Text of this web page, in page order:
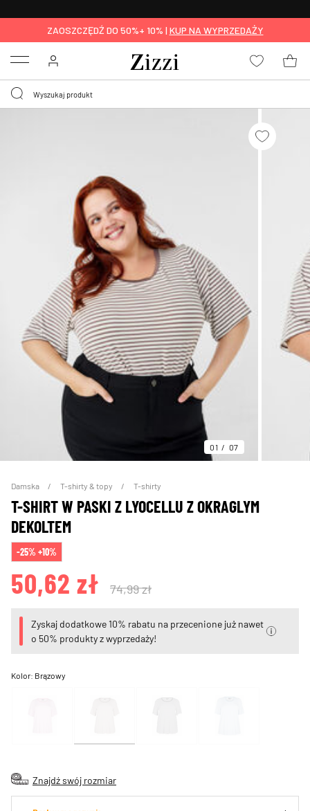
ZAOSZCZĘDŹ DO 50%+ 10% | KUP NA WYPRZEDAŻY
Menu
01 07
Damska T-shirty & topy T-shirty
T-SHIRT W PASKI Z LYOCELLU Z OKRAGLYM
DEKOLTEM
-25% +10%
50,62 zł 74,99 zł
Zyskaj dodatkowe 10% rabatu na przecenione już nawet
o 50% produkty z wyprzedaży!
Kolor: Brązowy
Znajdź swój rozmiar